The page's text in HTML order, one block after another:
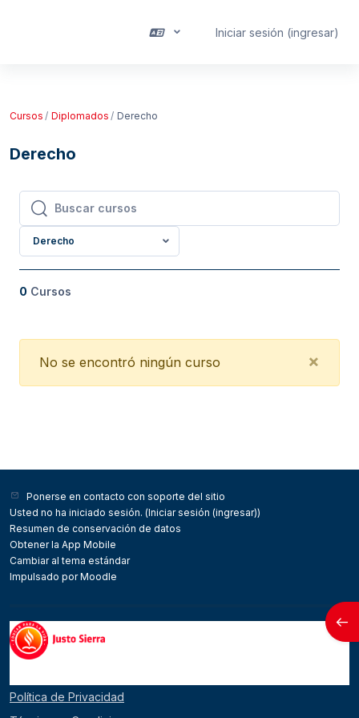
Iniciar sesión (ingresar)
Cursos Diplomados Derecho
Derecho
Buscar cursos
Buscar cursos
Derecho
0 Cursos
×
No se encontró ningún curso
Ponerse en contacto con soporte del sitio
Usted no ha iniciado sesión. (Iniciar sesión (ingresar))
Resumen de conservación de datos
Obtener la App Mobile
Cambiar al tema estándar
Impulsado porMoodle
Política de Privacidad